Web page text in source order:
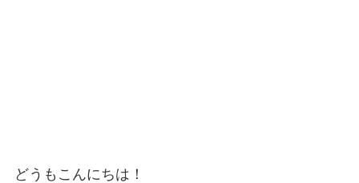
どうもこんにちは！